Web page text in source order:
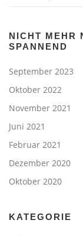
NICHT MEHR
SPANNEND
September 2023
Oktober 2022
November 2021
Juni 2021
Februar 2021
Dezember 2020
Oktober 2020
KATEGORIE